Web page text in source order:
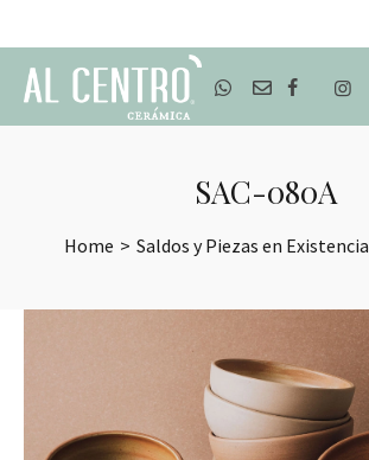
SAC-080A
Home > Saldos y Piezas en Existencia